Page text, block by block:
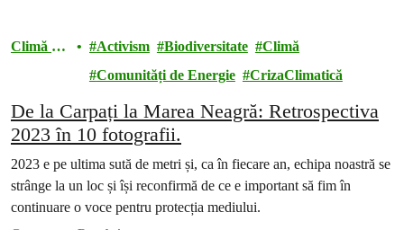
Climă și
Activism Biodiversitate
Climă
Comunități de Energie
CrizaClimatică
De la Carpați la Marea Neagră: Retrospectiva
2023 în 10 fotografii.
2023 e pe ultima sută de metri și, ca în fiecare an, echipa noastră se
strânge la un loc și își reconfirmă de ce e important să fim în
continuare o voce pentru protecția mediului.